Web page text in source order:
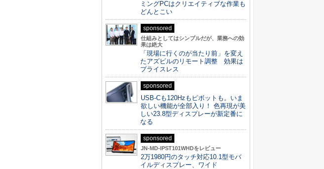
ミングPCはクリエイティブな作業も
どんとこい
sponsored
仕組みとしてはシンプルだが、業務への効
果は絶大
「現場に行くのが当たり前」を変え
たアズビルのリモート調整 効果は
プライスレス
sponsored
USB-Cも120Hzもピボットも。いま
欲しい機能が全部入り！ 色再現が美
しい23.8型ディスプレーが新定番に
なる
sponsored
JN-MD-IPST101WHDをレビュー
2万1980円のタッチ対応10.1型モバ
イルディスプレー、ワイド